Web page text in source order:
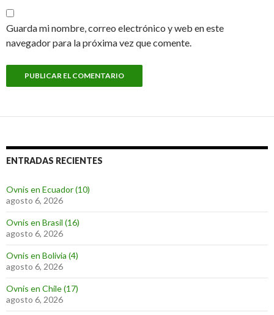
Guarda mi nombre, correo electrónico y web en este
navegador para la próxima vez que comente.
ENTRADAS RECIENTES
Ovnis en Ecuador (10)
agosto 6, 2026
Ovnis en Brasil (16)
agosto 6, 2026
Ovnis en Bolivia (4)
agosto 6, 2026
Ovnis en Chile (17)
agosto 6, 2026